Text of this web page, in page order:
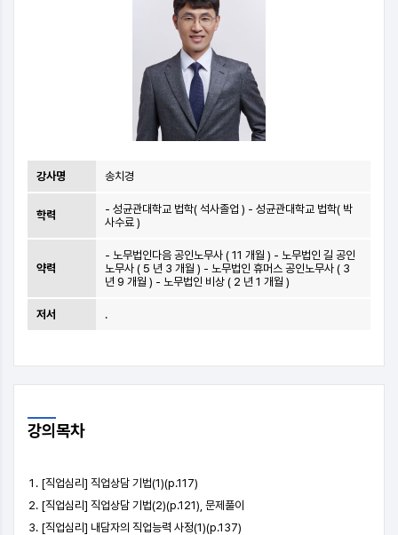
강사명 송치경
학력
- 성균관대학교 법학( 석사졸업 ) - 성균관대학교 법학( 박
사수료 )
약력
- 노무법인다음 공인노무사 ( 11 개월 ) - 노무법인 길 공인
노무사 ( 5 년 3 개월 ) - 노무법인 휴머스 공인노무사 ( 3
년 9 개월 ) - 노무법인 비상 ( 2 년 1 개월 )
저서 .
강의 목차
[직업심리] 직업상담 기법(1)(p.117)
[직업심리] 직업상담 기법(2)(p.121), 문제풀이
[직업심리] 내담자의 직업능력 사정(1)(p.137)